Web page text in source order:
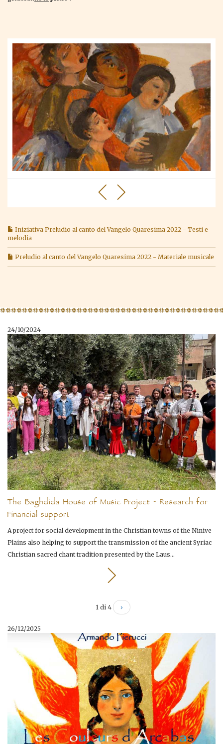
Iniziativa Preludio al canto del Vangelo Quaresima 2022 - Testi e
melodia
Preludio al canto del Vangelo Quaresima 2022 - Materiale musicale
24/10/2024
The Baghdida House of Music Project - Research for
Financial support
A project for social development in the Christian towns of the Ninive
Plains also helping to support the transmission of the ancient Syriac
Christian sacred chant tradition presented by the Laus...
1 di 4 ›
26/12/2025